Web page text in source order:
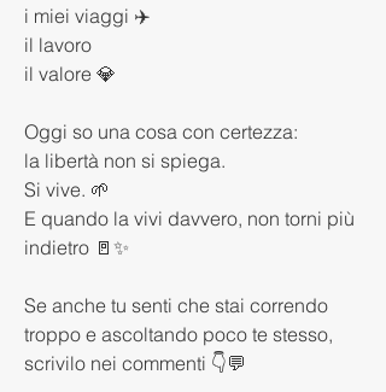
i miei viaggi ✈️
il lavoro
il valore 💎
Oggi so una cosa con certezza:
la libertà non si spiega.
Si vive. 🌱
E quando la vivi davvero, non torni più
indietro 🚪✨
Se anche tu senti che stai correndo
troppo e ascoltando poco te stesso,
scrivilo nei commenti 👇💬